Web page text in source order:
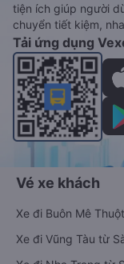
tiện ích giúp người
chuyển tiết kiệm,
Tải ứng dụng
Vé xe khách
Xe đi Buôn Mê
Xe đi Vũng Tàu từ